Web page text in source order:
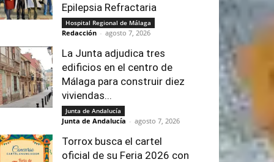
Epilepsia Refractaria
Hospital Regional de Málaga
Redacción - agosto 7, 2026
La Junta adjudica tres
edificios en el centro de
Málaga para construir diez
viviendas...
Junta de Andalucía
Junta de Andalucía - agosto 7, 2026
Torrox busca el cartel
oficial de su Feria 2026 con